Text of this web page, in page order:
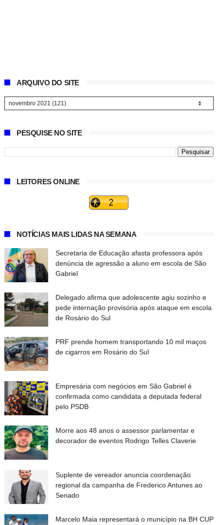
ARQUIVO DO SITE
PESQUISE NO SITE
LEITORES ONLINE
NOTÍCIAS MAIS LIDAS NA SEMANA
Secretaria de Educação afasta professora após
denúncia de agressão a aluno em escola de São
Gabriel
Delegado afirma que adolescente agiu sozinho e
pede internação provisória após ataque em escola
de Rosário do Sul
PRF prende homem transportando 10 mil maços
de cigarros em Rosário do Sul
Empresária com negócios em São Gabriel é
confirmada como candidata a deputada federal
pelo PSDB
Morre aos 48 anos o assessor parlamentar e
decorador de eventos Rodrigo Telles Claverie
Suplente de vereador anuncia coordenação
regional da campanha de Frederico Antunes ao
Senado
Marcelo Maia representará o município na BH CUP